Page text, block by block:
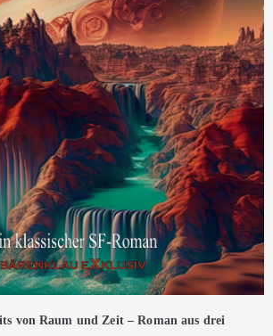
von Raum und Zeit – Roman aus drei